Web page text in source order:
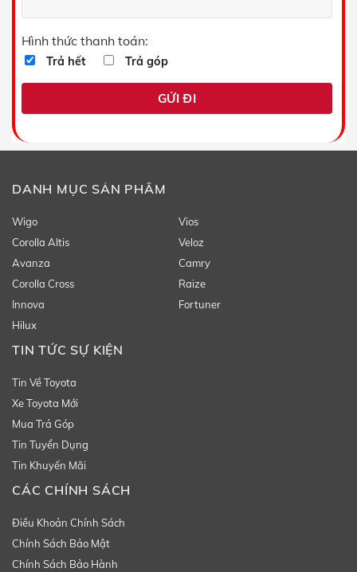
Hình thức thanh toán:
Trả hết Trả góp
DANH MỤC SẢN PHẨM
Wigo
Vios
Corolla Altis
Veloz
Avanza
Camry
Corolla Cross
Raize
Innova
Fortuner
Hilux
TIN TỨC SỰ KIỆN
Tin Về Toyota
Xe Toyota Mới
Mua Trả Góp
Tin Tuyển Dụng
Tin Khuyến Mãi
CÁC CHÍNH SÁCH
Điều Khoản Chính Sách
Chính Sách Bảo Mật
Chính Sách Bảo Hành